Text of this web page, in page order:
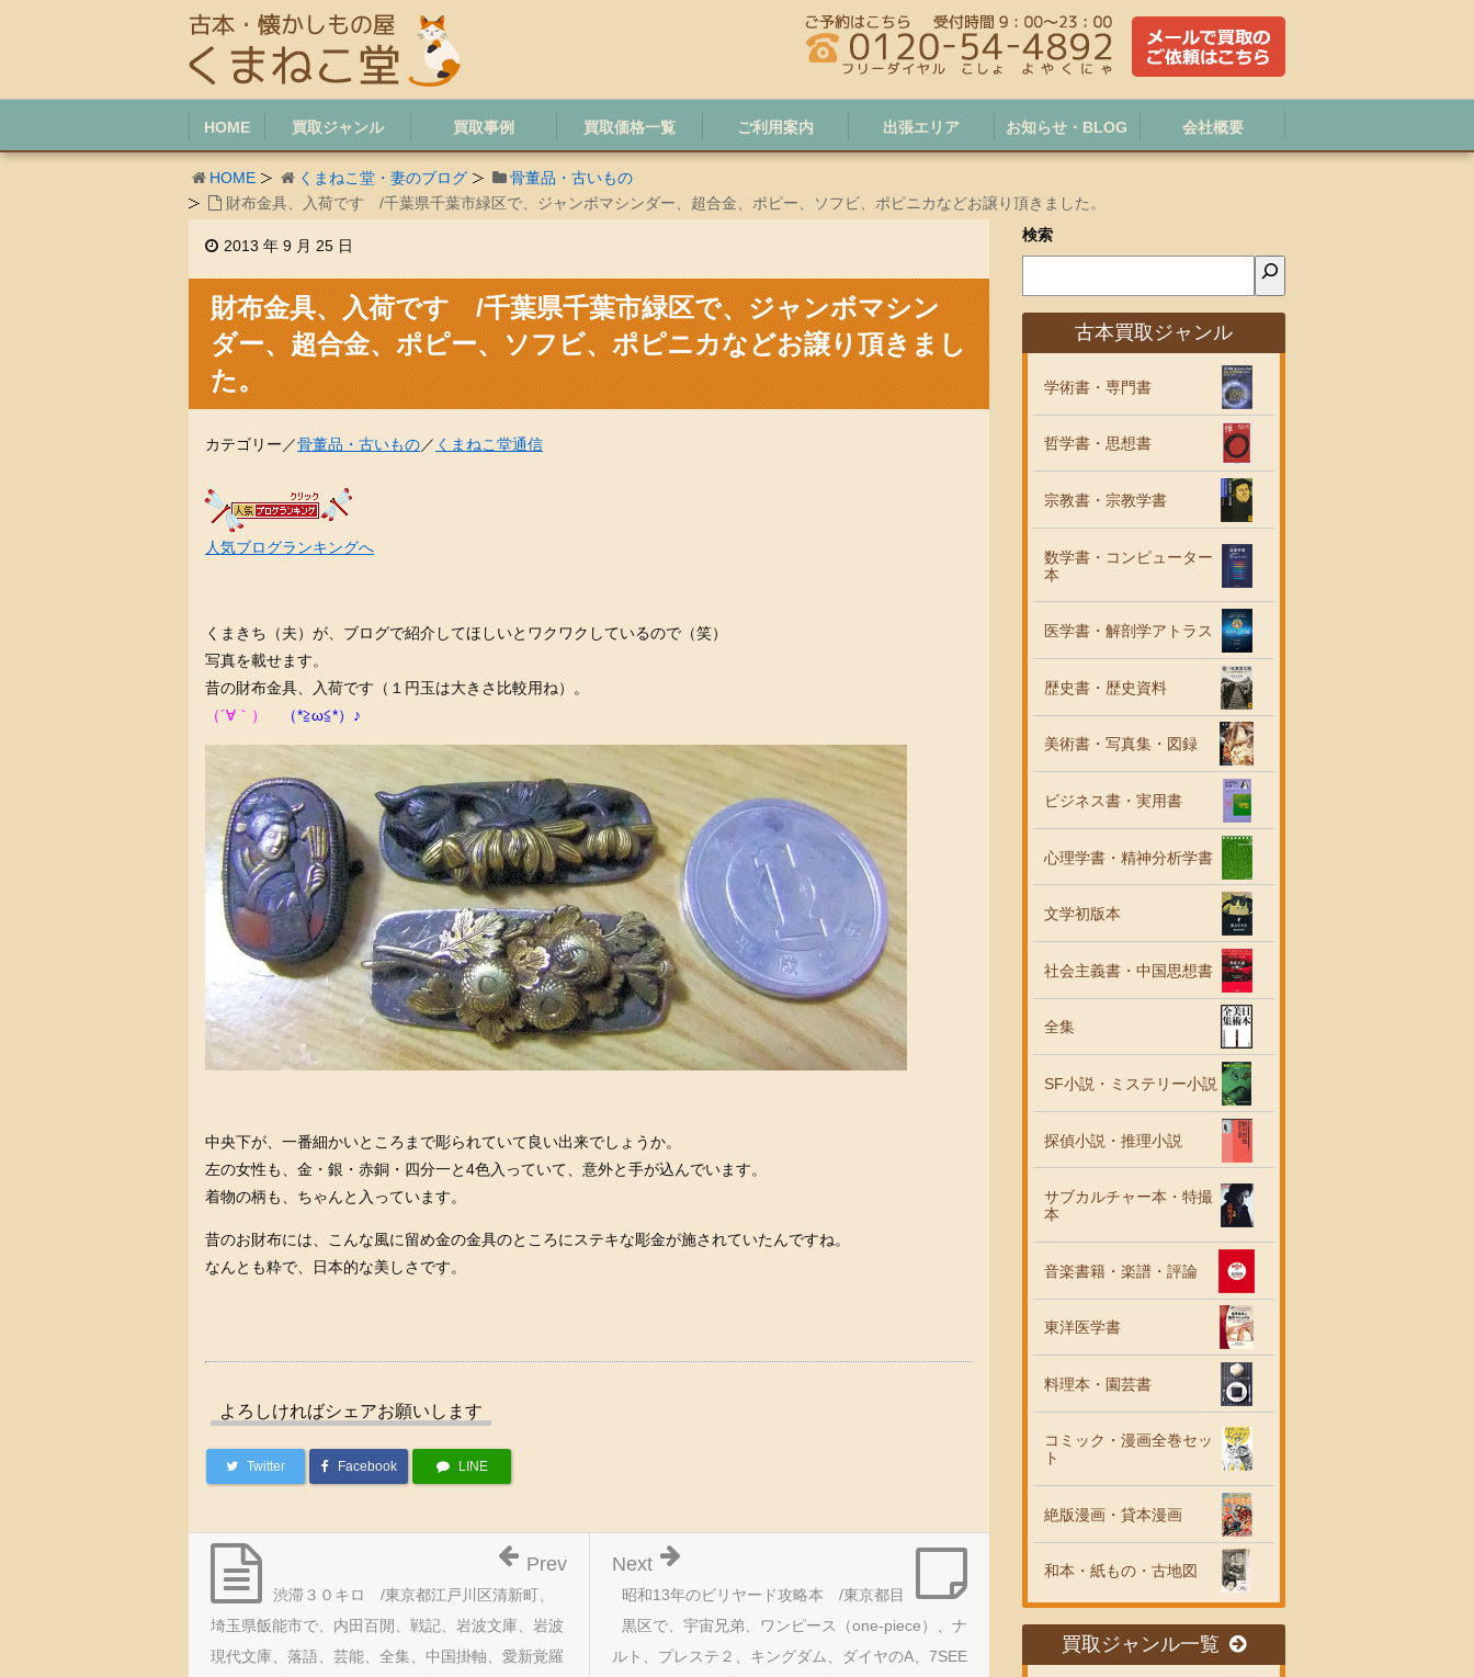
HOME 買取ジャンル 買取事例 買取価格一覧 ご利用案内 出張エリア お知らせ・BLOG 会社概要
HOME くまねこ堂・妻のブログ
骨董品・古いもの
財布金具、入荷です /千葉県千葉市緑区で、ジャンボマシンダー、超合金、ポピー、ソフビ、ポピニカなどお譲り頂きました。
2013 年 9 月 25 日
財布金具、入荷です /千葉県千葉市緑区で、ジャンボマシン
ダー、超合金、ポピー、ソフビ、ポピニカなどお譲り頂きまし
た。
カテゴリー／骨董品・古いもの／ くまねこ堂通信
人気ブログランキングへ
くまきち（夫）が、ブログで紹介してほしいとワクワクしているので（笑）
写真を載せます。
昔の財布金具、入荷です（１円玉は大きさ比較用ね）。
（´∀｀）
（*≧ω≦*）♪
中央下が、一番細かいところまで彫られていて良い出来でしょうか。
左の女性も、金・銀・赤銅・四分一と4色入っていて、意外と手が込んでいます。
着物の柄も、ちゃんと入っています。
昔のお財布には、こんな風に留め金の金具のところにステキな彫金が施されていたんですね。
なんとも粋で、日本的な美しさです。
よろしければシェアお願いします
Twitter Facebook LINE
昭和13年のビリヤード攻略本 /東京都目
黒区で、宇宙兄弟、ワンピース（one-piece）、ナ
ルト、プレステ２、キングダム、ダイヤのA、7SEE
Next
渋滞３０キロ /東京都江戸川区清新町、
埼玉県飯能市で、内田百閒、戦記、岩波文庫、岩波
現代文庫、落語、芸能、全集、中国掛軸、愛新覚羅
Prev
検索
古本買取ジャンル
学術書・専門書
哲学書・思想書
宗教書・宗教学書
数学書・コンピューター
本
医学書・解剖学アトラス
歴史書・歴史資料
美術書・写真集・図録
ビジネス書・実用書
心理学書・精神分析学書
文学初版本
社会主義書・中国思想書
全集
SF小説・ミステリー小説
探偵小説・推理小説
サブカルチャー本・特撮
本
音楽書籍・楽譜・評論
東洋医学書
料理本・園芸書
コミック・漫画全巻セッ
ト
絶版漫画・貸本漫画
和本・紙もの・古地図
買取ジャンル一覧